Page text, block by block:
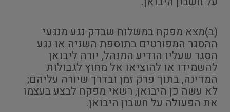
(ב)מצא מפקח במשלוח שבדק נגע מנגעי
ההסגר המפורטים בתוספת השניה או נגע
הסגר שעליו הודיע המנהל, יורה ליבואן
להשמידו או להוציאו אל מחוץ לגבולות
המדינה, בתוך פרק זמן ובדרך שיורה עליהם;
לא עשה כן היבואן, רשאי מפקח לבצע בעצמו
את הפעולה על חשבון היבואן.